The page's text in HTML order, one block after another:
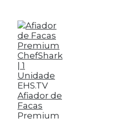
EHS.TV
Afiador de
Facas
Premium